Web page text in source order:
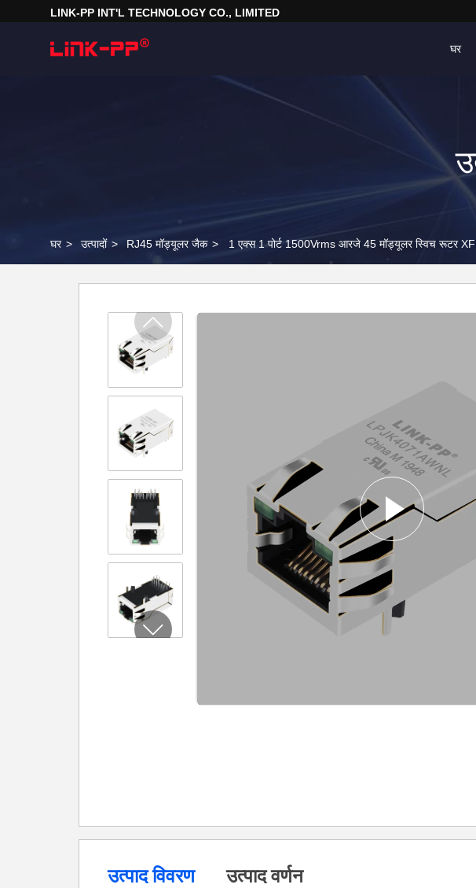
LINK-PP INT'L TECHNOLOGY CO., LIMITED
घर
घर > उत्पादों > RJ45 मॉड्यूलर जैक > 1 एक्स 1 पोर्ट 1500Vrms आरजे 45 मॉड्यूलर स्विच रूटर
उत्पाद विवरण उत्पाद वर्णन